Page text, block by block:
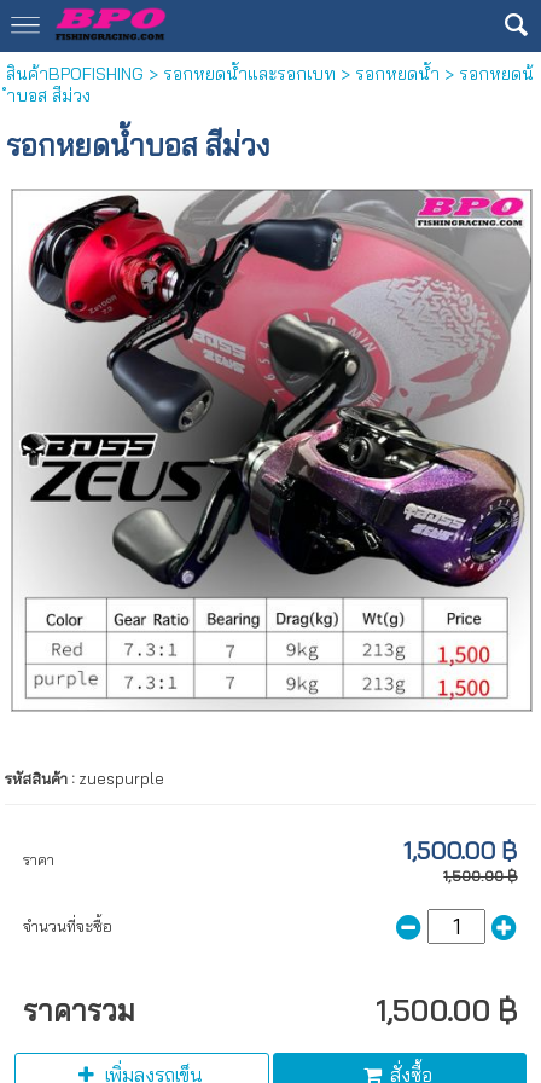
สินค้าBPOFISHING > รอกหยดน้ำและรอกเบท > รอกหยดน้ำ > รอกหยดน้
ำบอส สีม่วง
รอกหยดน้ำบอส สีม่วง
รหัสสินค้า : zuespurple
ราคา 1,500.00 ฿
1,500.00 ฿
จำนวนที่จะซื้อ
ราคารวม 1,500.00 ฿
เพิ่มลงรถเข็น สั่งซื้อ